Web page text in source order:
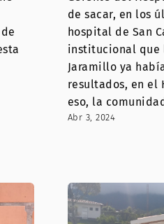
de sacar, en los
hospital de San
institucional que
Jaramillo ya
resultados, en el
eso, la
Abr 3, 2024